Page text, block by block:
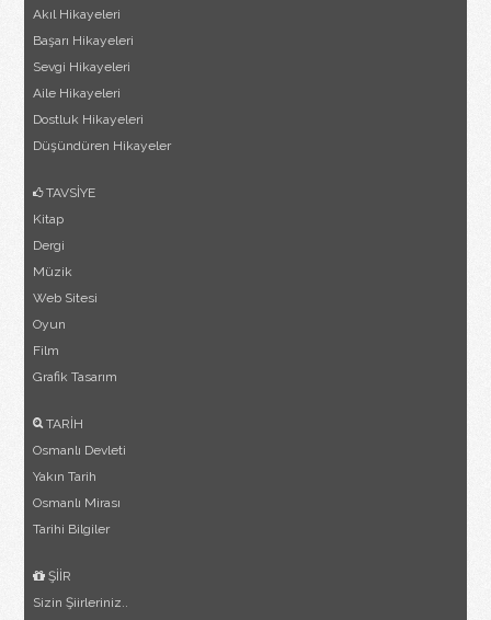
Akıl Hikayeleri
Başarı Hikayeleri
Sevgi Hikayeleri
Aile Hikayeleri
Dostluk Hikayeleri
Düşündüren Hikayeler
TAVSİYE
Kitap
Dergi
Müzik
Web Sitesi
Oyun
Film
Grafik Tasarım
TARİH
Osmanlı Devleti
Yakın Tarih
Osmanlı Mirası
Tarihi Bilgiler
ŞİİR
Sizin Şiirleriniz..